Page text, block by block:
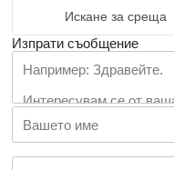
Искане за среща
Изпрати съобщение